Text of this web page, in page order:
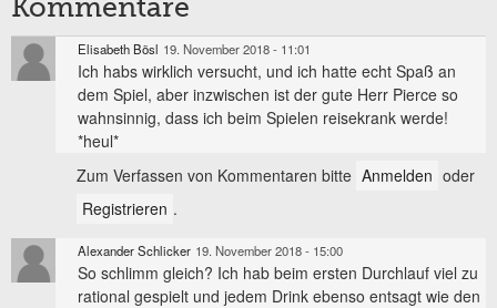
Kommentare
Elisabeth Bösl 19. November 2018 - 11:01
Ich habs wirklich versucht, und ich hatte echt Spaß an
dem Spiel, aber inzwischen ist der gute Herr Pierce so
wahnsinnig, dass ich beim Spielen reisekrank werde!
*heul*
Zum Verfassen von Kommentaren bitte Anmelden oder
Registrieren .
Alexander Schlicker 19. November 2018 - 15:00
So schlimm gleich? Ich hab beim ersten Durchlauf viel zu
rational gespielt und jedem Drink ebenso entsagt wie den